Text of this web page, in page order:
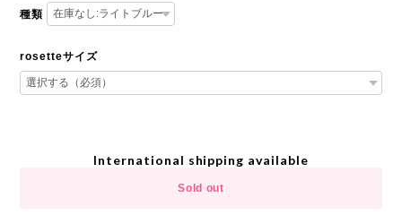
種類
rosetteサイズ
International shipping available
Sold out